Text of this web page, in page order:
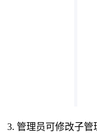
3. 管理员可修改子管